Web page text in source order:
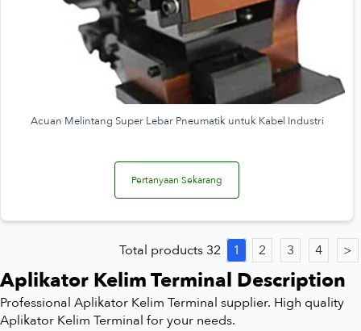
Acuan Melintang Super Lebar Pneumatik untuk Kabel Industri
Pertanyaan Sekarang
Total products 32 1 2 3 4 >
Aplikator Kelim Terminal Description
Professional Aplikator Kelim Terminal supplier. High quality
Aplikator Kelim Terminal for your needs.